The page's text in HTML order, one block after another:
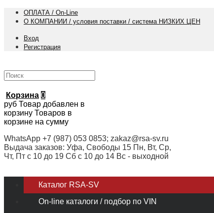
ОПЛАТА / On-Line
О КОМПАНИИ / условия поставки / система НИЗКИХ ЦЕН
Вход
Регистрация
Корзина 0
руб Товар добавлен в
корзину Товаров в
корзине на сумму
WhatsApp +7 (987) 053 0853; zakaz@rsa-sv.ru
Выдача заказов: Уфа, Свободы 15 Пн, Вт, Ср,
Чт, Пт с 10 до 19 Сб с 10 до 14 Вс - выходной
Каталог RSA-SV
On-line каталоги / подбор по VIN